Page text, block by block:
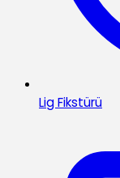
Lig Fikstürü